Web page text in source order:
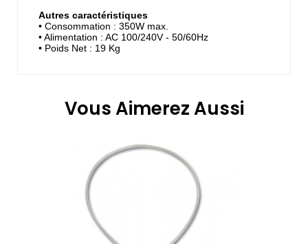
Autres caractéristiques
• Consommation : 350W max.
• Alimentation : AC 100/240V - 50/60Hz
• Poids Net : 19 Kg
Vous Aimerez Aussi